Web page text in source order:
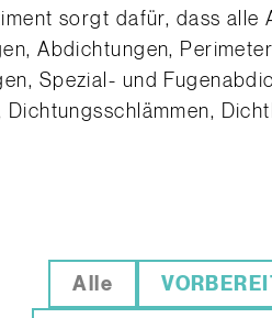
sorgt dafür, dass alle
Abdichtungen,
Spezial- und
Dichtungsschlämmen,
Alle